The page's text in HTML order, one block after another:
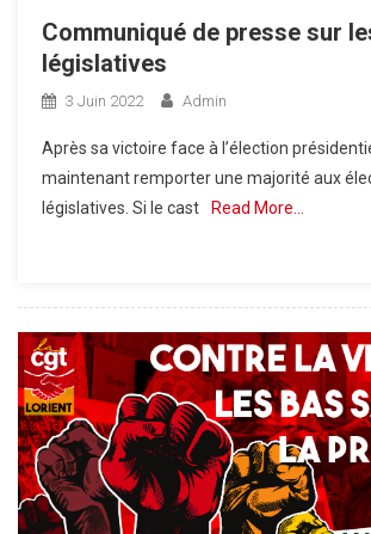
Communiqué de presse sur
législatives
3 Juin 2022 Admin
Après sa victoire face à l’élection
maintenant remporter une majorité aux
législatives. Si le cast
Read More…